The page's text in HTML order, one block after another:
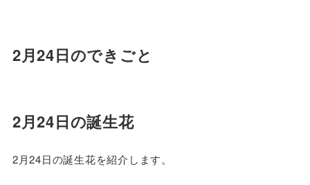
2月24日のできごと
2月24日の誕生花
2月24日の誕生花を紹介します。